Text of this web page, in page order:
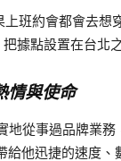
班約會都會去想
據點設置在台北
情與使命
從事過品牌業
他迅捷的速度、